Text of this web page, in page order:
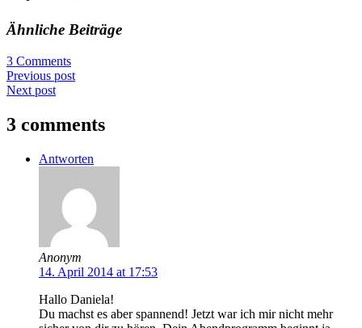
Ähnliche Beiträge
3 Comments
Previous post
Next post
3 comments
Antworten
Anonym
14. April 2014 at 17:53
Hallo Daniela!
Du machst es aber spannend! Jetzt war ich mir nicht mehr